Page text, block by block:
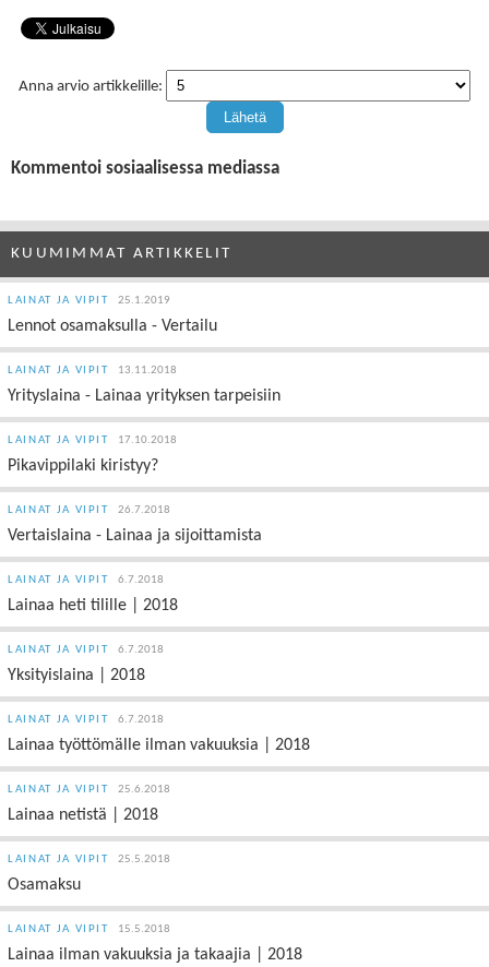
Anna arvio artikkelille:
Kommentoi sosiaalisessa mediassa
KUUMIMMAT ARTIKKELIT
LAINAT JA VIPIT 25.1.2019
Lennot osamaksulla - Vertailu
LAINAT JA VIPIT 13.11.2018
Yrityslaina - Lainaa yrityksen tarpeisiin
LAINAT JA VIPIT 17.10.2018
Pikavippilaki kiristyy?
LAINAT JA VIPIT 26.7.2018
Vertaislaina - Lainaa ja sijoittamista
LAINAT JA VIPIT 6.7.2018
Lainaa heti tilille | 2018
LAINAT JA VIPIT 6.7.2018
Yksityislaina | 2018
LAINAT JA VIPIT 6.7.2018
Lainaa työttömälle ilman vakuuksia | 2018
LAINAT JA VIPIT 25.6.2018
Lainaa netistä | 2018
LAINAT JA VIPIT 25.5.2018
Osamaksu
LAINAT JA VIPIT 15.5.2018
Lainaa ilman vakuuksia ja takaajia | 2018